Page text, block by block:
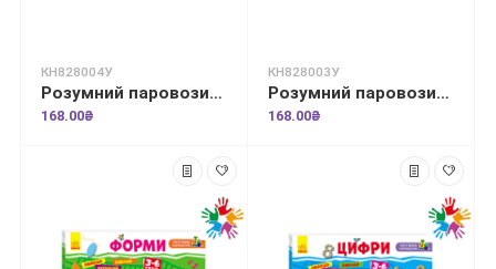
КН828004У
Розумний паровозик. 2+ Голосні звуки
168.00₴
КН828003У
Розумний паровозик. 2+ Приголосні звуки
168.00₴